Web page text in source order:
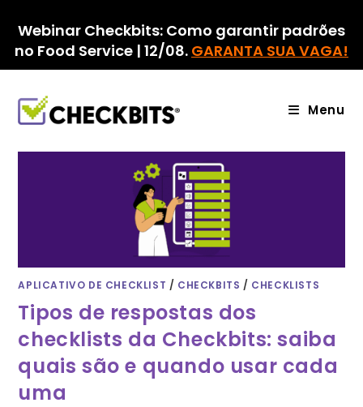
para
conteúdo
Webinar Checkbits: Como garantir padrões
no Food Service | 12/08. GARANTA SUA VAGA!
Menu
APLICATIVO DE CHECKLIST / CHECKBITS / CHECKLISTS
Tipos de respostas dos
checklists da Checkbits: saiba
quais são e quando usar cada
uma